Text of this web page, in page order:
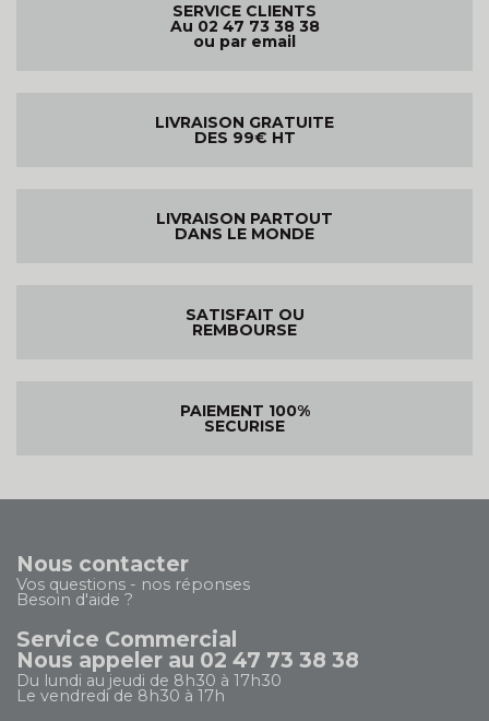
SERVICE CLIENTS
Au 02 47 73 38 38
ou par email
LIVRAISON GRATUITE
DES 99€ HT
LIVRAISON PARTOUT
DANS LE MONDE
SATISFAIT OU
REMBOURSE
PAIEMENT 100%
SECURISE
Nous contacter
Vos questions - nos réponses
Besoin d'aide ?
Service Commercial
Nous appeler au 02 47 73 38 38
Du lundi au jeudi de 8h30 à 17h30
Le vendredi de 8h30 à 17h